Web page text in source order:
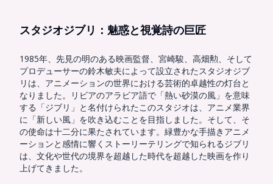
スタジオジブリ：魅惑と視覚詩の巨匠
1985年、先見の明のある映画監督、宮崎駿、高畑勲、そして
プロデューサーの鈴木敏夫によって設立されたスタジオジブ
リは、アニメーションの世界における芸術的卓越性の灯台と
なりました。リビアのアラビア語で「熱い砂漠の風」を意味
する「ジブリ」と名付けられたこのスタジオは、アニメ業界
に「新しい風」を吹き込むことを目指しました。そして、そ
の使命は十二分に果たされています。緑豊かな手描きアニメ
ーションと感情に響くストーリーテリングで知られるジブリ
は、文化や世代の境界を超越した時代を超越した映画を作り
上げてきました。